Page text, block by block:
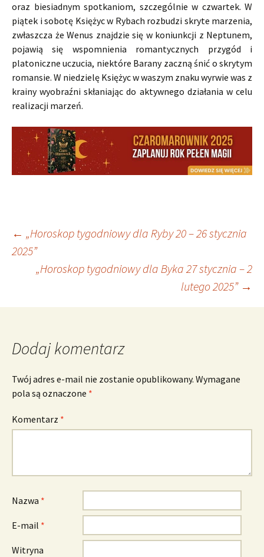
oraz biesiadnym spotkaniom, szczególnie w czwartek. W
piątek i sobotę Księżyc w Rybach rozbudzi skryte marzenia,
zwłaszcza że Wenus znajdzie się w koniunkcji z Neptunem,
pojawią się wspomnienia romantycznych przygód i
platoniczne uczucia, niektóre Barany zaczną śnić o skrytym
romansie. W niedzielę Księżyc w waszym znaku wyrwie was z
krainy wyobraźni skłaniając do aktywnego działania w celu
realizacji marzeń.
Nawigacja
wpisu
← „Horoskop tygodniowy dla Ryby 20 – 26 stycznia
2025”
„Horoskop tygodniowy dla Byka 27 stycznia – 2
lutego 2025” →
Dodaj komentarz
Twój adres e-mail nie zostanie opublikowany. Wymagane
pola są oznaczone *
Komentarz *
Nazwa *
E-mail *
Witryna